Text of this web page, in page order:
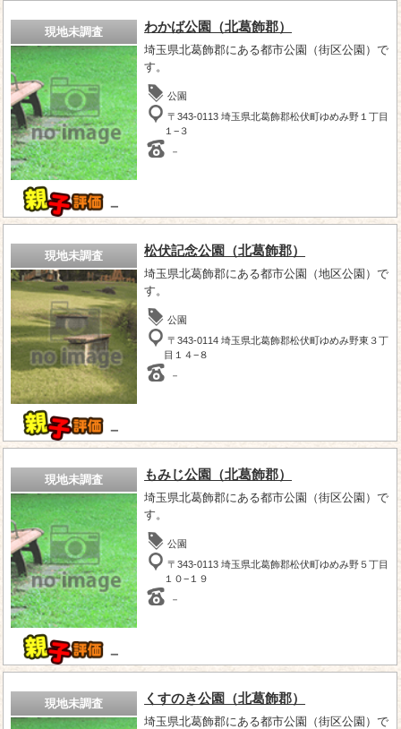
現地未調査
－
わかば公園（北葛飾郡）
埼玉県北葛飾郡にある都市公園（街区公園）で
す。
公園
〒343-0113 埼玉県北葛飾郡松伏町ゆめみ野１丁目
１−３
－
現地未調査
－
松伏記念公園（北葛飾郡）
埼玉県北葛飾郡にある都市公園（地区公園）で
す。
公園
〒343-0114 埼玉県北葛飾郡松伏町ゆめみ野東３丁
目１４−８
－
現地未調査
－
もみじ公園（北葛飾郡）
埼玉県北葛飾郡にある都市公園（街区公園）で
す。
公園
〒343-0113 埼玉県北葛飾郡松伏町ゆめみ野５丁目
１０−１９
－
現地未調査 くすのき公園（北葛飾郡）
埼玉県北葛飾郡にある都市公園（街区公園）で